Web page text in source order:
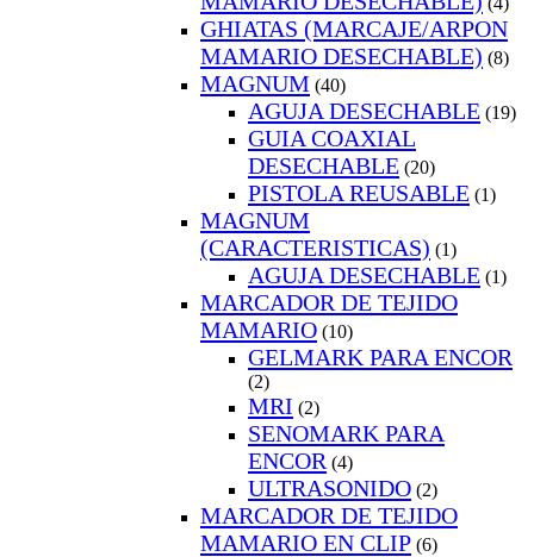
GHIATAS (MARCAJE/ARPON
MAMARIO DESECHABLE) (8)
MAGNUM (40)
AGUJA DESECHABLE (19)
GUIA COAXIAL
DESECHABLE (20)
PISTOLA REUSABLE (1)
MAGNUM
(CARACTERISTICAS) (1)
AGUJA DESECHABLE (1)
MARCADOR DE TEJIDO
MAMARIO (10)
GELMARK PARA ENCOR
(2)
MRI (2)
SENOMARK PARA
ENCOR (4)
ULTRASONIDO (2)
MARCADOR DE TEJIDO
MAMARIO EN CLIP (6)